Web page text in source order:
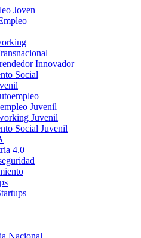
Joven
Innovador
Social
Juvenil
Juvenil
Social Juvenil
4.0
Nacional